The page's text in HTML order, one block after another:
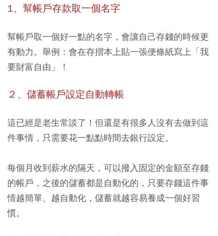
1、幫帳戶存款取一個名字
幫帳戶取一個好一點的名字，會讓自己存錢的時候更
有動力。舉例：會在存摺本上貼一張便條紙寫上「我
要財富自由」！
２、儲蓄帳戶設定自動轉帳
這已經是老生常談了！但還是有很多人沒有去做到這
件事情，只需要花一點點時間去銀行設定。
每個月收到薪水的隔天，可以撥入固定的金額至存錢
的帳戶，之後的儲蓄都是自動化的，只要存錢這件事
情越簡單、越自動化，儲蓄就越容易養成一個好習
慣。